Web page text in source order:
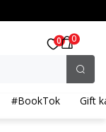
0 0
#BookTok Gift